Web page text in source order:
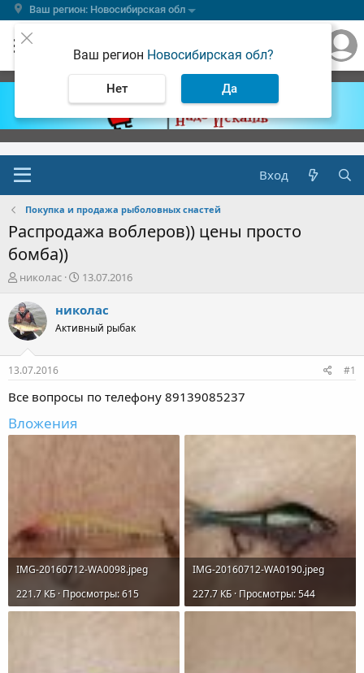
Ваш регион: Новосибирская обл
Ваш регион Новосибирская обл?
Нет Да
Вход
Покупка и продажа рыболовных снастей
Распродажа воблеров)) цены просто
бомба))
А
т
о
р
е
ы
николас
Д
т
н
л
13.07.2016
николас
Активный рыбак
13.07.2016 #1
Все вопросы по телефону 89139085237
Вложения
IMG-20160712-WA0098.jpeg
221.7 КБ · Просмотры: 615
IMG-20160712-WA0190.jpeg
227.7 КБ · Просмотры: 544